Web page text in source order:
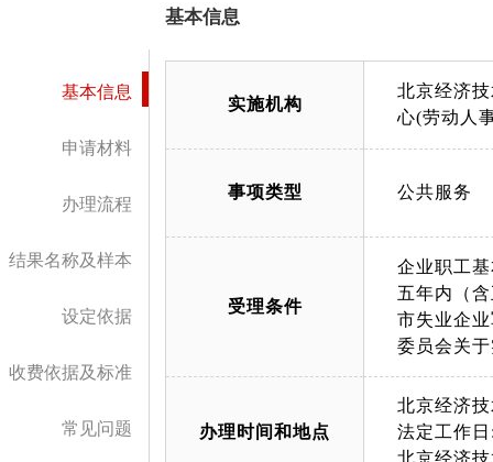
基本信息
申请材料
办理流程
结果名称及样本
设定依据
收费依据及标准
常见问题
基本信息
实施机构
北京经济
心(劳动人
事项类型 公共服务
受理条件
企业职工
五年内（
市失业企
委员会关
办理时间和地点
北京经济
法定工作
北京经济